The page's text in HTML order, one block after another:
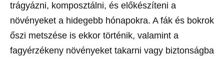
trágyázni, komposztálni, és előkészíteni a
növényeket a hidegebb hónapokra. A fák és bokrok
őszi metszése is ekkor történik, valamint a
fagyérzékeny növényeket takarni vagy biztonságba